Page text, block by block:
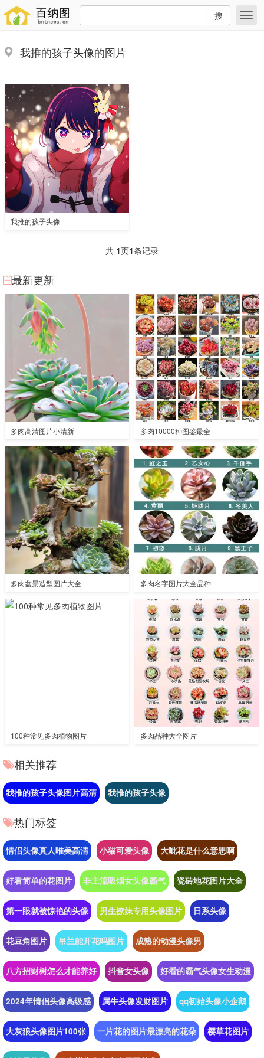
搜
我推的孩子头像的图片
我推的孩子头像
共 1页1条记录
最新更新
多肉高清图片小清新 多肉10000种图鉴最全
多肉盆景造型图片大全 多肉名字图片大全品种
100种常见多肉植物图片 多肉品种大全图片
相关推荐
我推的孩子头像图片高清 我推的孩子头像
热门标签
情侣头像真人唯美高清 小猫可爱头像 大呲花是什么意思啊
好看简单的花图片 非主流吸烟女头像霸气 瓷砖地花图片大全
第一眼就被惊艳的头像 男生撩妹专用头像图片 日系头像
花豆角图片 吊兰能开花吗图片 成熟的动漫头像男
八方招财树怎么才能养好 抖音女头像 好看的霸气头像女生动漫
2024年情侣头像高级感 属牛头像发财图片 qq初始头像小企鹅
大灰狼头像图片100张 一片花的图片最漂亮的花朵 樱草花图片